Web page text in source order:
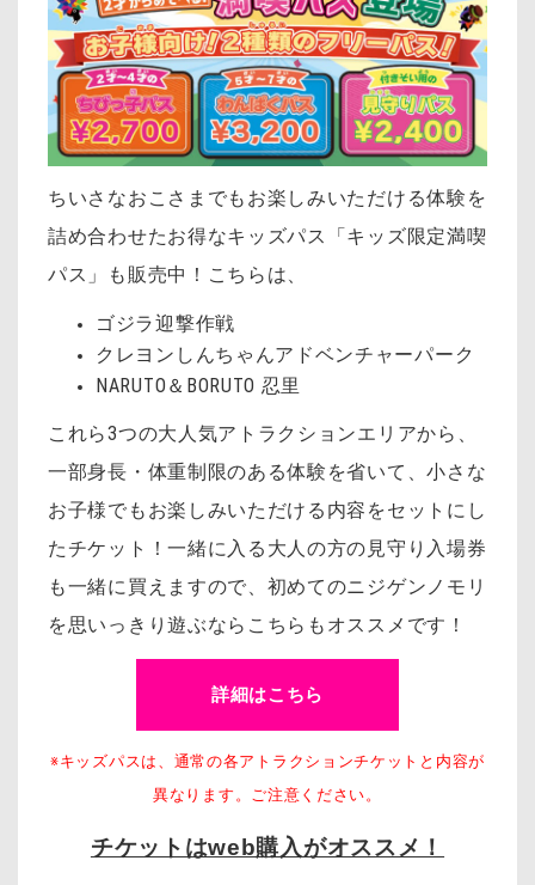
ちいさなおこさまでもお楽しみいただける体験を
詰め合わせたお得なキッズパス「キッズ限定満喫
パス」も販売中！こちらは、
ゴジラ迎撃作戦
クレヨンしんちゃんアドベンチャーパーク
NARUTO＆BORUTO 忍里
これら3つの大人気アトラクションエリアから、
一部身長・体重制限のある体験を省いて、小さな
お子様でもお楽しみいただける内容をセットにし
たチケット！一緒に入る大人の方の見守り入場券
も一緒に買えますので、初めてのニジゲンノモリ
を思いっきり遊ぶならこちらもオススメです！
詳細はこちら
※キッズパスは、通常の各アトラクションチケットと内容が
異なります。ご注意ください。
チケットはweb購入がオススメ！